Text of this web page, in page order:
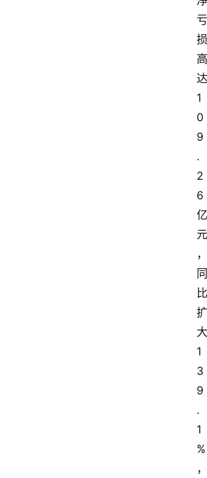
亏
损
高
达
1
0
9
.
2
6
亿
元
，
同
比
扩
大
1
3
9
.
1
%
，